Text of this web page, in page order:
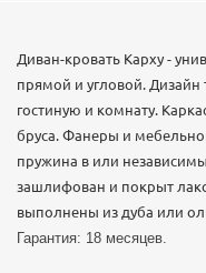
Диван-кровать Карху -
прямой и угловой. Дизайн
гостиную и комнату.
бруса. Фанеры и
пружина в или
зашлифован и покрыт
выполнены из дуба или
Гарантия: 18 месяцев.